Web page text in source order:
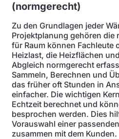
(normgerecht)
Zu den Grundlagen jeder
Projektplanung gehören die
für Raum können Fachleute
Heizlast, die Heizflächen
Abgleich normgerecht
Sammeln, Berechnen und
das früher oft Stunden in
einfacher. Die wichtigen
Echtzeit berechnet und
besprochen werden. Dies
Vorauswahl einer
zusammen mit dem Kunden.